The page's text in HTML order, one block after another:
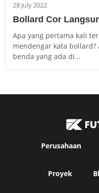
28 July 2022
Bollard Cor
Apa yang pertama kali
mendengar kata
benda yang ada di...
Perusahaan
Proyek